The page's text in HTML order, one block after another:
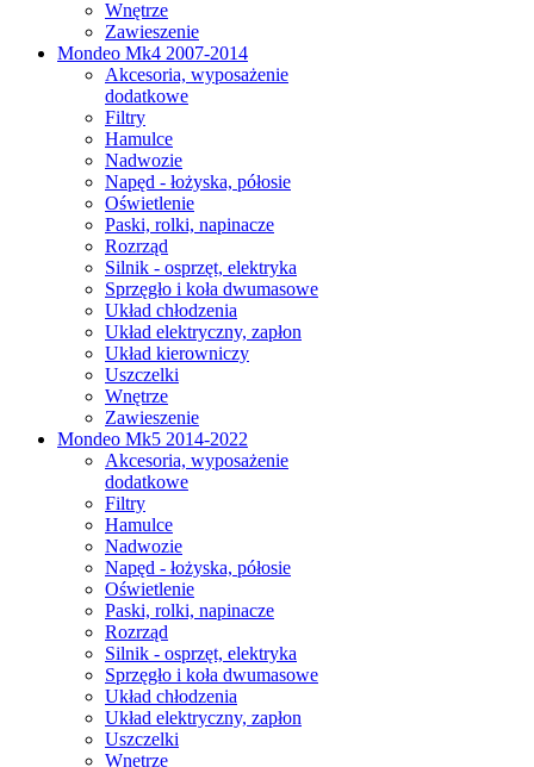
Wnętrze
Zawieszenie
Mondeo Mk4 2007-2014
Akcesoria, wyposażenie
dodatkowe
Filtry
Hamulce
Nadwozie
Napęd - łożyska, półosie
Oświetlenie
Paski, rolki, napinacze
Rozrząd
Silnik - osprzęt, elektryka
Sprzęgło i koła dwumasowe
Układ chłodzenia
Układ elektryczny, zapłon
Układ kierowniczy
Uszczelki
Wnętrze
Zawieszenie
Mondeo Mk5 2014-2022
Akcesoria, wyposażenie
dodatkowe
Filtry
Hamulce
Nadwozie
Napęd - łożyska, półosie
Oświetlenie
Paski, rolki, napinacze
Rozrząd
Silnik - osprzęt, elektryka
Sprzęgło i koła dwumasowe
Układ chłodzenia
Układ elektryczny, zapłon
Uszczelki
Wnętrze